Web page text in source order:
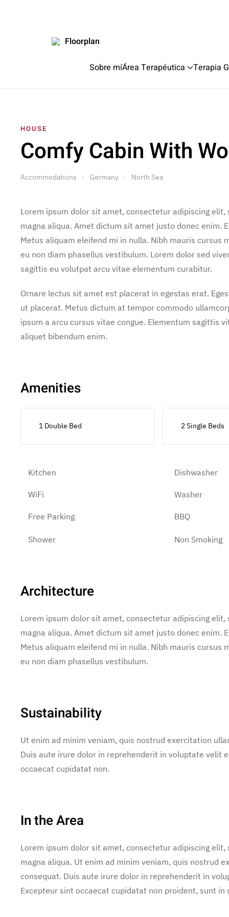
Sobre míÁrea Terapéutica Terapia
Floorplan
HOUSE
Comfy Cabin With
Accommodations Germany North Sea
Lorem ipsum dolor sit amet, consectetur adipiscing
magna aliqua. Amet dictum sit amet justo donec enim.
Metus aliquam eleifend mi in nulla. Nibh mauris
eu non diam phasellus vestibulum. Lorem dolor sed
sagittis eu volutpat arcu vitae elementum curabitur.
Ornare lectus sit amet est placerat in egestas erat.
ut placerat. Metus dictum at tempor commodo
ipsum a arcu cursus vitae congue. Elementum sagittis
aliquet bibendum enim.
Amenities
1 Double Bed 2 Single Beds
Kitchen Dishwasher
WiFi Washer
Free Parking BBQ
Shower Non Smoking
Architecture
Lorem ipsum dolor sit amet, consectetur adipiscing
magna aliqua. Amet dictum sit amet justo donec enim.
Metus aliquam eleifend mi in nulla. Nibh mauris
eu non diam phasellus vestibulum.
Sustainability
Ut enim ad minim veniam, quis nostrud exercitation
Duis aute irure dolor in reprehenderit in voluptate velit
occaecat cupidatat non.
In the Area
Lorem ipsum dolor sit amet, consectetur adipiscing
magna aliqua. Ut enim ad minim veniam, quis nostrud
consequat. Duis aute irure dolor in reprehenderit in
Excepteur sint occaecat cupidatat non proident, sunt